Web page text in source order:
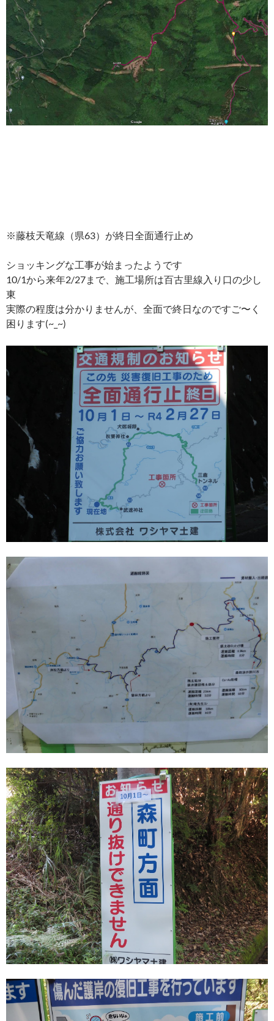
※藤枝天竜線（県63）が終日全面通行止め
ショッキングな工事が始まったようです
10/1から来年2/27まで、施工場所は百古里線入り口の少し
東
実際の程度は分かりませんが、全面で終日なのですご〜く
困ります(~_~)